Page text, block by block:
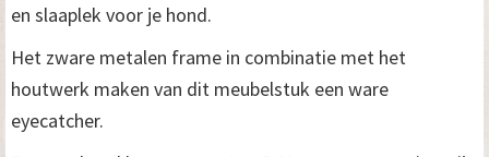
en slaaplek voor je hond.
Het zware metalen frame in combinatie met het
houtwerk maken van dit meubelstuk een ware
eyecatcher.